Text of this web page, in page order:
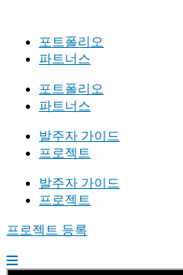
포트폴리오
파트너스
포트폴리오
파트너스
발주자 가이드
프로젝트
발주자 가이드
프로젝트
프로젝트 등록